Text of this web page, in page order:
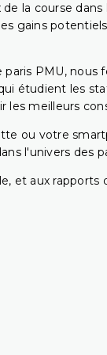
la course
gains
PMU, nous
étudient les
les meilleurs
ou votre
l'univers des
et aux rapports